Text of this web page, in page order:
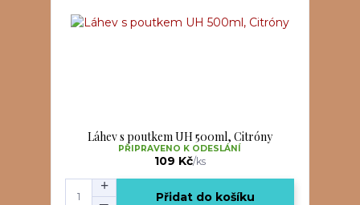
Láhev s poutkem UH 500ml, Citróny
109 Kč/ks
PŘIPRAVENO K ODESLÁNÍ
Přidat do košíku